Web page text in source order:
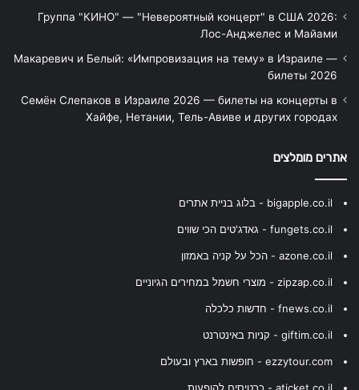
Группа "КИНО" — "Невероятный концерт" в США 2026:
Лос-Анджелес и Майами
Макаревич и Белый: «Импровизация на тему» в Израиле —
билеты 2026
Семён Слепаков в Израиле 2026 — билеты на концерты в
Хайфе, Нетании, Тель-Авиве и других городах
אתרים מומלצים
bigapple.co.il - בלוג בניית אתרים
fungets.co.il - גאדג'טים הכי שווים
azone.co.il - הכל על קניה באמזון
zipzap.co.il - מוצרי חשמל במחירים הגיוניים
fnews.co.il - חדשות כלכלה
giftim.co.il - קניות באינטרנט
ezzytour.com - חופשות בארץ ובעולם